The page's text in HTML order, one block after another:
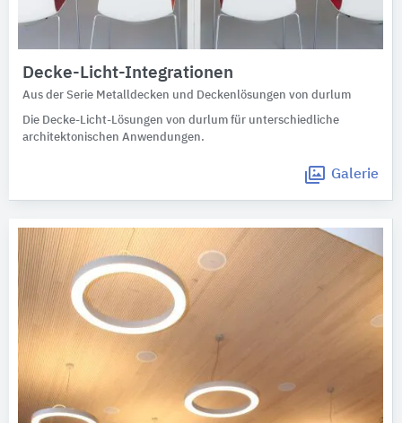
Decke-Licht-Integrationen
Aus der Serie Metalldecken und Deckenlösungen von durlum
Die Decke-Licht-Lösungen von durlum für unterschiedliche
architektonischen Anwendungen.
Galerie